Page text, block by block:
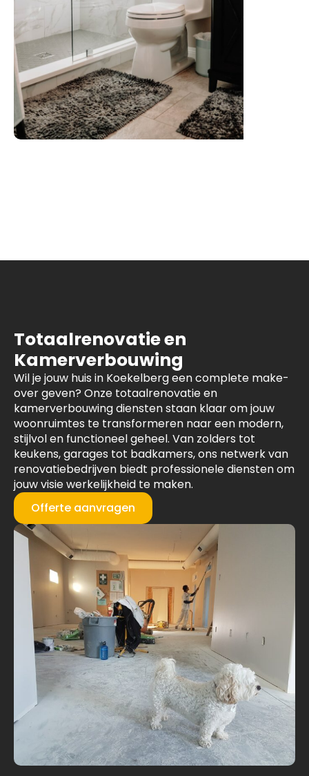
Totaalrenovatie en
Kamerverbouwing
Wil je jouw huis in Koekelberg een complete make-
over geven? Onze totaalrenovatie en
kamerverbouwing diensten staan klaar om jouw
woonruimtes te transformeren naar een modern,
stijlvol en functioneel geheel. Van zolders tot
keukens, garages tot badkamers, ons netwerk van
renovatiebedrijven biedt professionele diensten om
jouw visie werkelijkheid te maken.
Offerte aanvragen